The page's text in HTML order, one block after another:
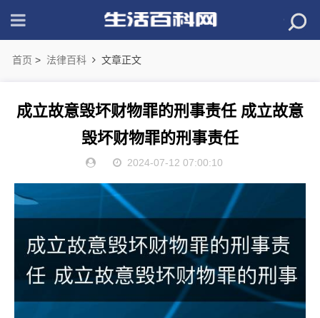
首页 > 法律百科 文章正文
成立故意毁坏财物罪的刑事责任 成立故意
毁坏财物罪的刑事责任
2024-07-12 07:00:10